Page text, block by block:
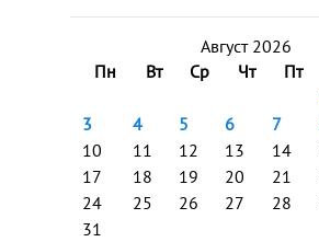
Август 2026
Пн
Вт Ср Чт Пт
3
4 5 6 7
10
11 12 13 14
17
18 19 20 21
24
25 26 27 28
31